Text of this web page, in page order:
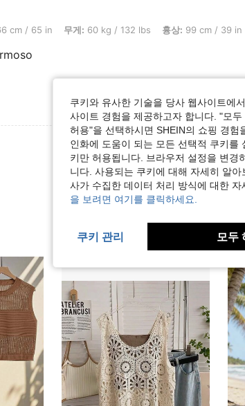
/ 65 in, 무게: 60 kg / 132 lbs, 흉상: 99 cm / 39 in, 색: 카키, 사이
cm / 65 in 무게: 60 kg / 132 lbs 흉상: 99 cm / 39 in
리뷰 더 보기
쿠키와 유사한 기술을 당사 웹사이트에
사이트 경험을 제공하고자 합니다. "모
허용"을 선택하시면 SHEIN의 쇼핑 경
인화에 도움이 되는 모든 선택적 쿠키를
키만 허용됩니다. 브라우저 설정을 변경
니다. 사용되는 쿠키에 대해 자세히 알
사가 수집한 데이터 처리 방식에 대한
을 보려면 여기를 클릭하세요.
쿠키 관리 모두